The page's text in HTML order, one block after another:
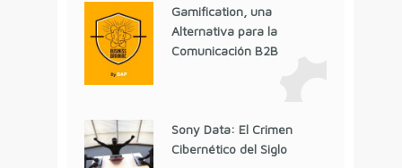
Gamification, una
Alternativa para la
Comunicación B2B
Sony Data: El Crimen
Cibernético del Siglo